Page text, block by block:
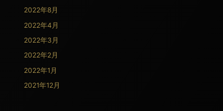
2022年8月
2022年4月
2022年3月
2022年2月
2022年1月
2021年12月